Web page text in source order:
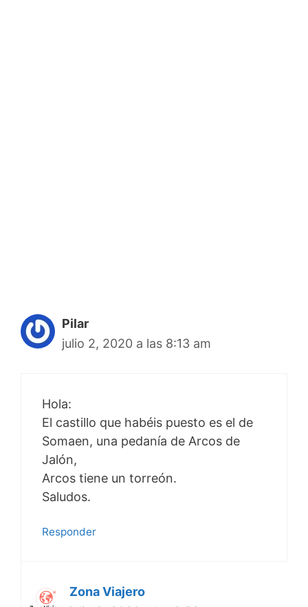
Pilar
julio 2, 2020 a las 8:13 am
Hola:
El castillo que habéis puesto es el de
Somaen, una pedanía de Arcos de
Jalón,
Arcos tiene un torreón.
Saludos.
Responder
Zona Viajero